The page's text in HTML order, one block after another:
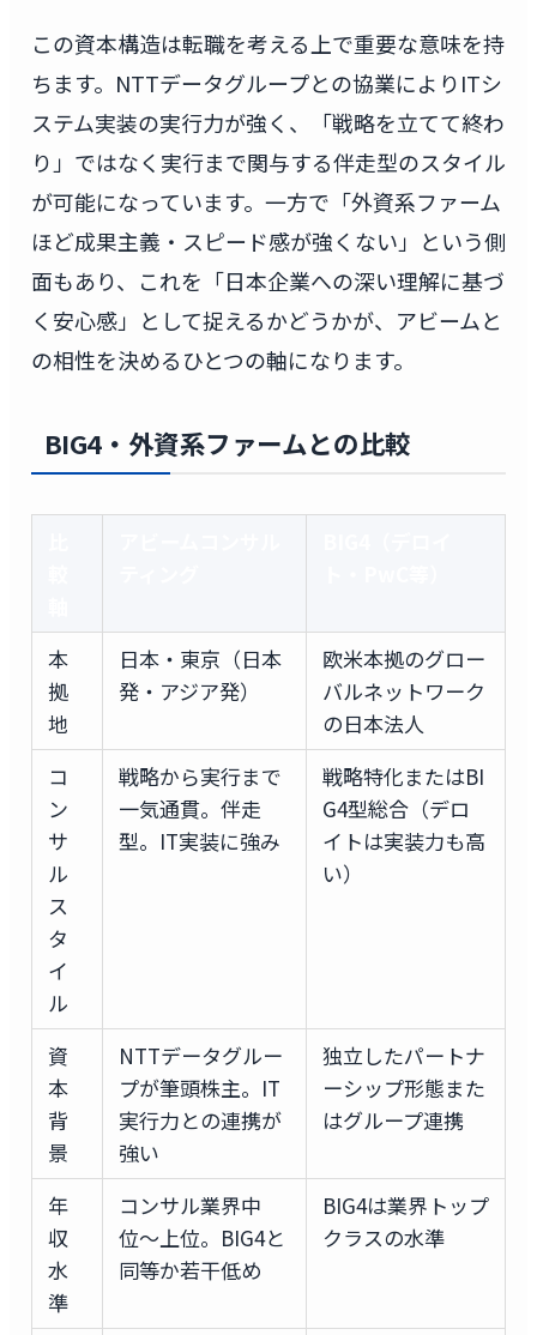
この資本構造は転職を考える上で重要な意味を持
ちます。NTTデータグループとの協業によりITシ
ステム実装の実行力が強く、「戦略を立てて終わ
り」ではなく実行まで関与する伴走型のスタイル
が可能になっています。一方で「外資系ファーム
ほど成果主義・スピード感が強くない」という側
面もあり、これを「日本企業への深い理解に基づ
く安心感」として捉えるかどうかが、アビームと
の相性を決めるひとつの軸になります。
BIG4・外資系ファームとの比較
本
拠
地
日本・東京（日本
発・アジア発）
欧米本拠のグロー
バルネットワーク
の日本法人
コ
ン
サ
ル
ス
タ
イ
ル
戦略から実行まで
一気通貫。伴走
型。IT実装に強み
戦略特化またはBI
G4型総合（デロ
イトは実装力も高
い）
資
本
背
景
NTTデータグルー
プが筆頭株主。IT
実行力との連携が
強い
独立したパートナ
ーシップ形態また
はグループ連携
年
収
水
準
コンサル業界中
位〜上位。BIG4と
同等か若干低め
BIG4は業界トップ
クラスの水準